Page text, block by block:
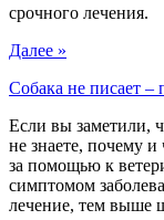
срочного лечения.
Далее »
Собака не писает –
Если вы заметили,
не знаете, почему и
за помощью к
симптомом
лечение, тем выше